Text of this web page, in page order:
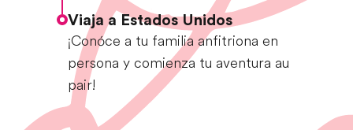
Viaja a Estados Unidos
¡Conóce a tu familia anfitriona en
persona y comienza tu aventura au
pair!